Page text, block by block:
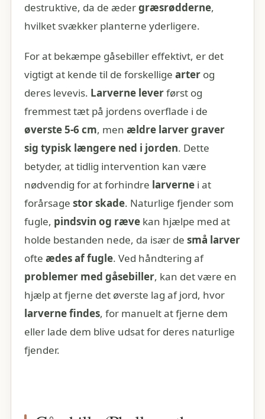
destruktive, da de ædergræsrødderne,
hvilket svækker planterne yderligere.
For at bekæmpe gåsebiller effektivt, er det
vigtigt at kende til de forskellige arterog
deres levevis. Larverne leverførst og
fremmest tæt på jordens overflade i de
øverste 5-6 cm, men ældre larver graver
sig typisk længere ned i jorden. Dette
betyder, at tidlig intervention kan være
nødvendig for at forhindre larvernei at
forårsage stor skade. Naturlige fjender som
fugle, pindsvin og rævekan hjælpe med at
holde bestanden nede, da især de små larver
ofte ædes af fugle. Ved håndtering af
problemer med gåsebiller, kan det være en
hjælp at fjerne det øverste lag af jord, hvor
larverne findes, for manuelt at fjerne dem
eller lade dem blive udsat for deres naturlige
fjender.